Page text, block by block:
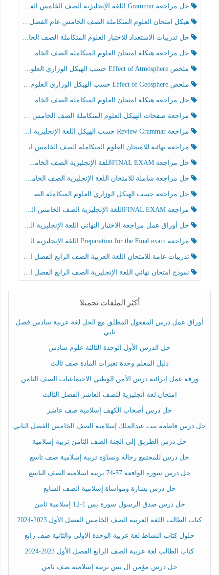
حل مراجعة Grammar اللغة الإنجليزية الصف الخامس الفصل الثالث
هيكل امتحان العلوم المتكاملة الصف الخامس عام الفصل الدراسي الثالث 2025-2026
حل تدريبات الاستعداد للاختبار العلوم المتكاملة الصف الخامس عام الفصل الثالث
حل مراجعة هيكلة امتحان العلوم المتكاملة الصف الخامس انسبير الفصل الثالث
ملخص Effect of Atmosphere حسب الهيكل الوزاري العلوم المتكاملة الصف الخامس انسبير الفصل الثالث
ملخص Effect of Geosphere حسب الهيكل الوزاري العلوم المتكاملة الصف الخامس انسبير الفصل الثالث
حل مراجعة هيكلة امتحان العلوم المتكاملة الصف الخامس عام الفصل الثالث
مراجعة صفحات الهيكل العلوم المتكاملة الصف الخامس انسبير الفصل الثالث
مراجعة Review Grammar حسب الهيكل اللغة الإنجليزية الصف الخامس الفصل الثالث
مراجعة نهائية للامتحان العلوم المتكاملة الصف الخامس انسبير الفصل الثالث
حل مراجعة FINAL EXAMاللغة الإنجليزية الصف الخامس الفصل الثالث
حل مراجعة شاملة للامتحان اللغة الإنجليزية الصف الخامس الفصل الثالث
حل مراجعة حسب الهيكل الوزاري العلوم المتكاملة الصف الخامس عام الفصل الثالث
مراجعة FINAL EXAMاللغة الإنجليزية الصف الخامس الفصل الثالث
حل أوراق عمل مراجعة الاختبار النهائي اللغة الإنجليزية الصف الرابع الفصل الثالث
مراجعة Preparation for the Final exam اللغة الإنجليزية الصف الرابع الفصل الثالث
تدريبات عامة للامتحان اللغة العربية الصف الرابع الفصل الثالث
نموذج امتحان نهائي اللغة الإنجليزية الصف الرابع الفصل الثالث
أكثر الملفات تحميلا
أوراق عمل درس المفعول المطلق مع الحل لغة عربية سادس فصل
ثاني
حل الدرس الأول الوحدة الثالثة علوم سادس
دليل المعلم وحدة تغيرات المادة صف ثالث
ورقة عمل إثرائية درس الأمن الوطني الاجتماعيات الصف الثامن
امتحان لغة انجليزية للصف العاشر الفصل الثالث
حل درس أصحاب الكهف إسلامية صف عاشر
حل درس فاطمة بنت عبدالملك إسلامية الصف الخامس الفصل الثاني
حل درس الطريق إلى الجنة الصف الثامن تربية إسلامية
حل درس للمجتمع رجاله ونساؤه تربية إسلامية صف تاسع
حل درس سورة الواقعة 57-74 تربية اسلامية الصف التاسع
حل درس بشارة ومواساة إسلامية الصف السابع
حل درس صدق الرسول سورة يس 1-12 إسلامية ثامن
كتاب الطالب اللغة العربية الصف الخامس الفصل الأول 2023-2024
حلول كتاب النشاط لغة عربية الوحدة الاولى والثانية صف رابع
كتاب الطالب لغة عربية الصف الرابع الفصل الأول 2023-2024
حل درس مؤمن ال يس تربية إسلامية صف ثامن